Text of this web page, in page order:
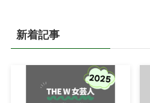
新着記事